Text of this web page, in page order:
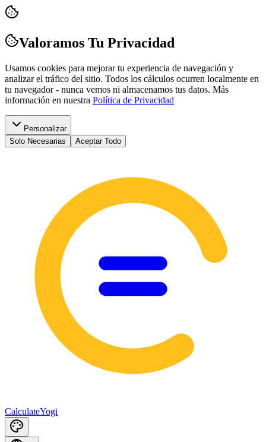
Valoramos Tu Privacidad
Usamos cookies para mejorar tu experiencia de navegación y
analizar el tráfico del sitio. Todos los cálculos ocurren localmente en
tu navegador - nunca vemos ni almacenamos tus datos. Más
información en nuestra Política de Privacidad
Personalizar
Solo Necesarias
Aceptar Todo
CalculateYogi